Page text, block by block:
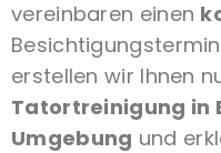
vereinbaren einen
erstellen wir Ihnen
Tatortreinigung in
Umgebung und